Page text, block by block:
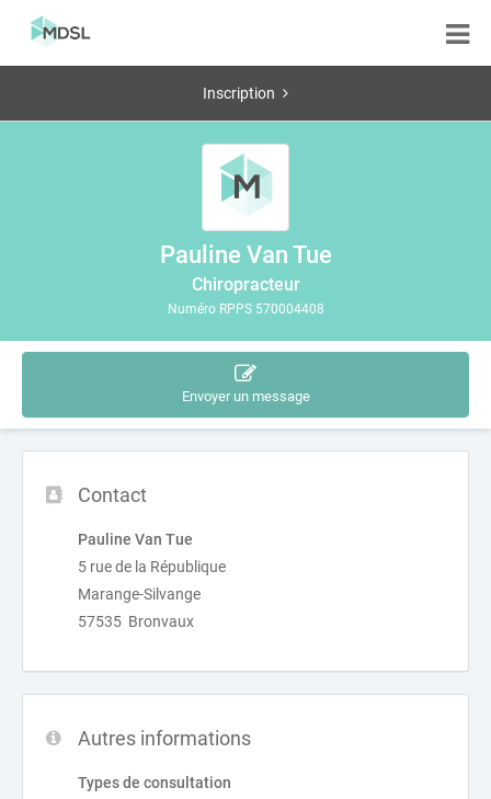
Inscription
Pauline Van Tue
Chiropracteur
Numéro RPPS 570004408
Envoyer un message
Contact
Pauline Van Tue
5 rue de la République
Marange-Silvange
57535 Bronvaux
Autres informations
Types de consultation